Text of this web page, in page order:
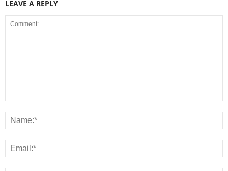
LEAVE A REPLY